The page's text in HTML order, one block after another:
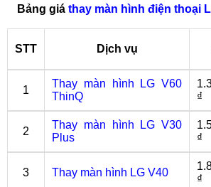
Bảng giá thay màn hình điện thoại
STT Dịch vụ
1
Thay màn hình LG V60
ThinQ
₫
2
Thay màn hình LG V30
Plus
₫
3 Thay màn hình LG V40
₫